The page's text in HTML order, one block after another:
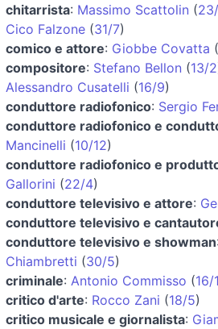
chitarrista: Massimo Scattolin (
Cico Falzone (31/7)
comico e attore: Giobbe Covatta (
compositore: Stefano Bellon (13/2
Alessandro Cusatelli (16/9)
conduttore radiofonico: Sergio
conduttore radiofonico e
Mancinelli (10/12)
conduttore radiofonico e
Gallorini (22/4)
conduttore televisivo e attore:
conduttore televisivo e
conduttore televisivo e showman:
Chiambretti (30/5)
criminale: Antonio Commisso (16/1
critico d'arte: Rocco Zani (18/5)
critico musicale e giornalista: